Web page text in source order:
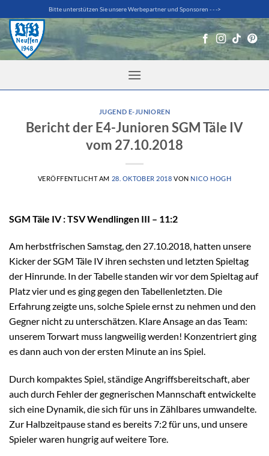
Inhalt
springen
Bitte unterstützen Sie unsere Werbepartner und Sponsoren - - ->
JUGEND E-JUNIOREN
Bericht der E4-Junioren SGM Täle IV
vom 27.10.2018
VERÖFFENTLICHT AM 28. OKTOBER 2018 VON NICO HOGH
SGM Täle IV : TSV Wendlingen III – 11:2
Am herbstfrischen Samstag, den 27.10.2018, hatten unsere
Kicker der SGM Täle IV ihren sechsten und letzten Spieltag
der Hinrunde. In der Tabelle standen wir vor dem Spieltag auf
Platz vier und es ging gegen den Tabellenletzten. Die
Erfahrung zeigte uns, solche Spiele ernst zu nehmen und den
Gegner nicht zu unterschätzen. Klare Ansage an das Team:
unserem Torwart muss langweilig werden! Konzentriert ging
es dann auch von der ersten Minute an ins Spiel.
Durch kompaktes Spiel, ständige Angriffsbereitschaft, aber
auch durch Fehler der gegnerischen Mannschaft entwickelte
sich eine Dynamik, die sich für uns in Zählbares umwandelte.
Zur Halbzeitpause stand es bereits 7:2 für uns, und unsere
Spieler waren hungrig auf weitere Tore.